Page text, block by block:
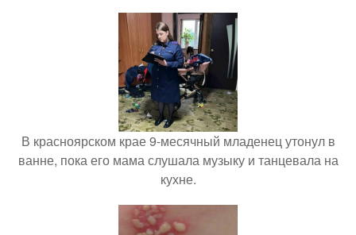
В красноярском крае 9-месячный младенец утонул в
ванне, пока его мама слушала музыку и танцевала на
кухне.